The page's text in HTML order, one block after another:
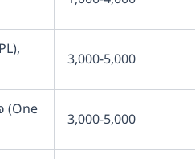
3,000-5,000
(One
3,000-5,000